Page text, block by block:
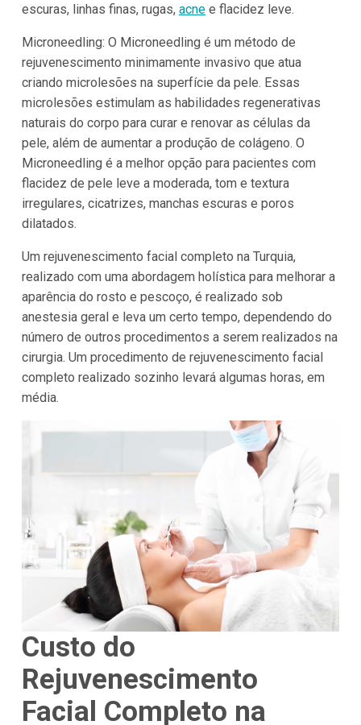
escuras, linhas finas, rugas, acnee flacidez leve.
Microneedling: O Microneedling é um método de
rejuvenescimento minimamente invasivo que atua
criando microlesões na superfície da pele. Essas
microlesões estimulam as habilidades regenerativas
naturais do corpo para curar e renovar as células da
pele, além de aumentar a produção de colágeno. O
Microneedling é a melhor opção para pacientes com
flacidez de pele leve a moderada, tom e textura
irregulares, cicatrizes, manchas escuras e poros
dilatados.
Um rejuvenescimento facial completo na Turquia,
realizado com uma abordagem holística para melhorar a
aparência do rosto e pescoço, é realizado sob
anestesia geral e leva um certo tempo, dependendo do
número de outros procedimentos a serem realizados na
cirurgia. Um procedimento de rejuvenescimento facial
completo realizado sozinho levará algumas horas, em
média.
Custo do
Rejuvenescimento
Facial Completo na